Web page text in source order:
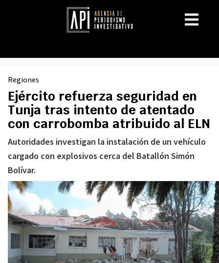
Regiones
Ejército refuerza seguridad en
Tunja tras intento de atentado
con carrobomba atribuido al ELN
Autoridades investigan la instalación de un vehículo
cargado con explosivos cerca del Batallón Simón
Bolívar.